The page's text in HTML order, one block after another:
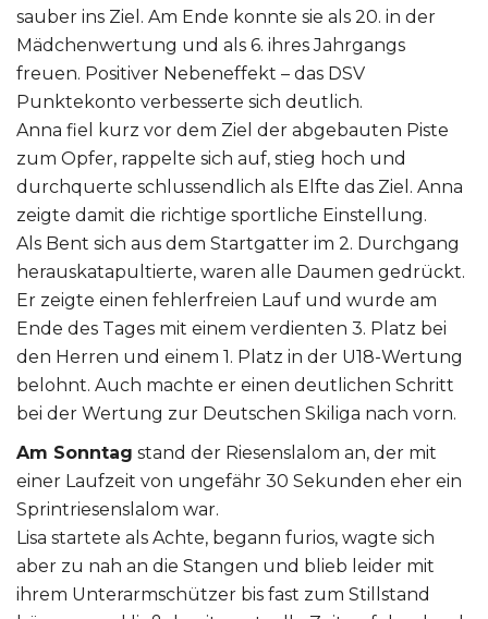
sauber ins Ziel. Am Ende konnte sie als 20. in der
Mädchenwertung und als 6. ihres Jahrgangs
freuen. Positiver Nebeneffekt – das DSV
Punktekonto verbesserte sich deutlich.
Anna fiel kurz vor dem Ziel der abgebauten Piste
zum Opfer, rappelte sich auf, stieg hoch und
durchquerte schlussendlich als Elfte das Ziel. Anna
zeigte damit die richtige sportliche Einstellung.
Als Bent sich aus dem Startgatter im 2. Durchgang
herauskatapultierte, waren alle Daumen gedrückt.
Er zeigte einen fehlerfreien Lauf und wurde am
Ende des Tages mit einem verdienten 3. Platz bei
den Herren und einem 1. Platz in der U18-Wertung
belohnt. Auch machte er einen deutlichen Schritt
bei der Wertung zur Deutschen Skiliga nach vorn.
Am Sonntag stand der Riesenslalom an, der mit
einer Laufzeit von ungefähr 30 Sekunden eher ein
Sprintriesenslalom war.
Lisa startete als Achte, begann furios, wagte sich
aber zu nah an die Stangen und blieb leider mit
ihrem Unterarmschützer bis fast zum Stillstand